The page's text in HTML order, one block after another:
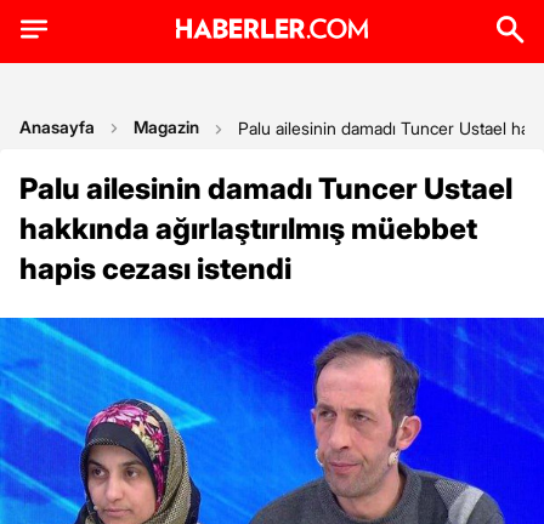
Anasayfa Magazin Palu ailesinin damadı Tuncer Ustael
Palu ailesinin damadı Tuncer Ustael
hakkında ağırlaştırılmış müebbet
hapis cezası istendi